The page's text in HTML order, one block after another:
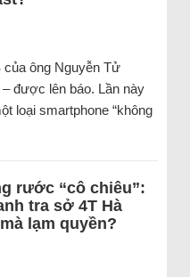
ông Nguyễn Tử
– được lên báo. Lần này
loại smartphone “không
rước “cô chiêu”:
tra sở 4T Hà
lạm quyền?